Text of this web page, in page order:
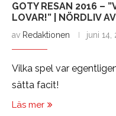
GOTY RESAN 2016 –
LOVAR!” | NÖRDLIV
av Redaktionen juni 14,
Vilka spel var
sätta facit!
Läs mer